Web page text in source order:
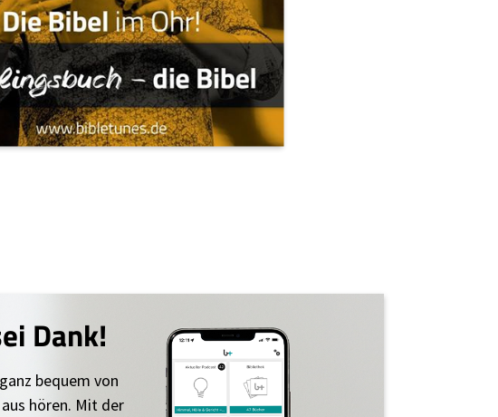
Dank!
bequem von
hören. Mit der